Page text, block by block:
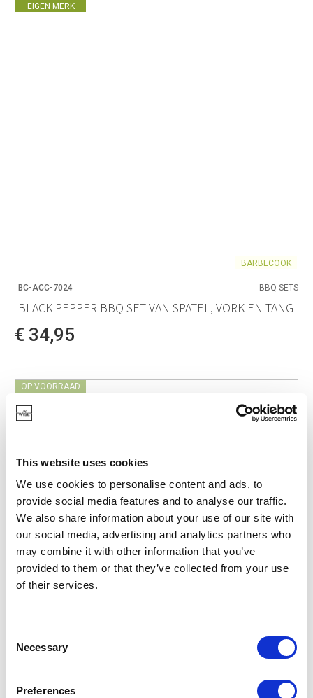
This website uses cookies
We use cookies to personalise content and ads, to
provide social media features and to analyse our traffic.
We also share information about your use of our site with
our social media, advertising and analytics partners who
may combine it with other information that you’ve
provided to them or that they’ve collected from your use
of their services.
Selection
Necessary
Preferences
EIGEN MERK
BARBECOOK
BC-ACC-7024 BBQ SETS
BLACK PEPPER BBQ SET VAN SPATEL, VORK EN TANG
€ 34,95
OP VOORRAAD
BARBECOOK
ROOSTERS